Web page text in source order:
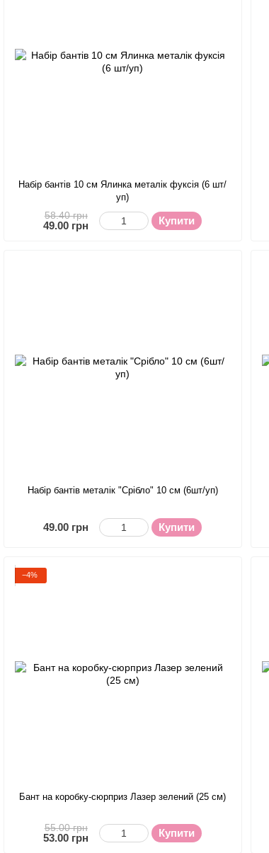
Набір бантів 10 см Ялинка металік фуксія (6 шт/
уп)
58.40 грн
49.00 грн Купити
Набір бантів металік "Срібло" 10 см (6шт/уп)
49.00 грн Купити
−4%
Бант на коробку-сюрприз Лазер зелений (25 см)
55.00 грн
53.00 грн Купити